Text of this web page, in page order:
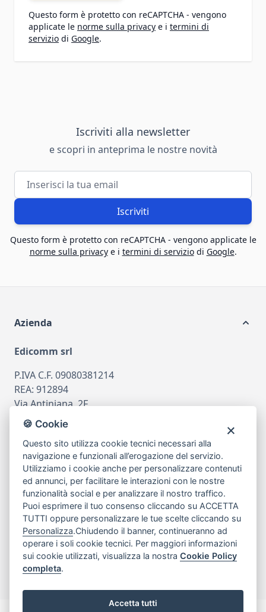
Questo form è protetto con reCAPTCHA - vengono
applicate le norme sulla privacy e i termini di
servizio di Google.
Iscriviti alla newsletter
e scopri in anteprima le nostre novità
Indirizzo email
Iscriviti
Questo form è protetto con reCAPTCHA - vengono applicate le
norme sulla privacye i termini di serviziodi Google.
Azienda
Edicomm srl
P.IVA C.F. 09080381214
REA: 912894
Via Antiniana, 2F
80078 Pozzuoli
tel081.7515380
emailinfo@edicomm.it
Assistenza Clienti
Chi siamo
My Account
🍪 Cookie
Questo sito utilizza cookie tecnici necessari alla
navigazione e funzionali all’erogazione del servizio.
Utilizziamo i cookie anche per personalizzare contenuti
ed annunci, per facilitare le interazioni con le nostre
funzionalità social e per analizzare il nostro traffico.
Puoi esprimere il tuo consenso cliccando su ACCETTA
TUTTI oppure personalizzare le tue scelte cliccando su
Personalizza.Chiudendo il banner, continueranno ad
operare i soli cookie tecnici. Per maggiori informazioni
sui cookie utilizzati, visualizza la nostraCookie Policy
completa.
Accetta tutti